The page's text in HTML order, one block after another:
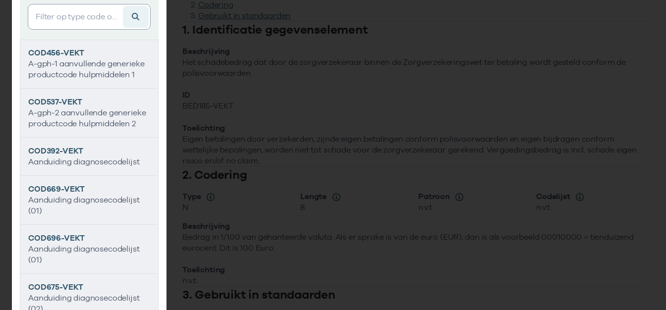
Vind gegevens&shy;element
COD456-VEKT
A-gph-1 aanvullende generieke
productcode hulpmiddelen 1
COD537-VEKT
A-gph-2 aanvullende generieke
productcode hulpmiddelen 2
COD392-VEKT
Aanduiding diagnosecodelijst
COD669-VEKT
Aanduiding diagnosecodelijst
(01)
COD696-VEKT
Aanduiding diagnosecodelijst
(01)
COD675-VEKT
Aanduiding diagnosecodelijst
Codering
Gebruikt in standaarden
1. Identificatie gegevenselement
Beschrijving
Het schadebedrag dat door de zorgverzekeraar binnen de Zorgverzekeringswet ter betaling wordt gesteld conform de
polisvoorwaarden.
ID
BED185-VEKT
Toelichting
Eigen betalingen door verzekerden, zijnde eigen betalingen conform polisvoorwaarden en eigen bijdragen conform
wettelijke bepalingen, worden niet tot schade voor de zorgverzekeraar gerekend. Vergoedingsbedrag is incl. schade eigen
risico en/of no claim.
2. Codering
Type
N
Lengte
8
Patroon
n.v.t.
Codelijst
n.v.t.
Beschrijving
Bedrag in 1/100 van gehanteerde valuta. Als er sprake is van de euro (EUR), dan is als voorbeeld 00010000 = tienduizend
eurocent. Dit is 100 Euro.
Toelichting
n.v.t.
3. Gebruikt in standaarden